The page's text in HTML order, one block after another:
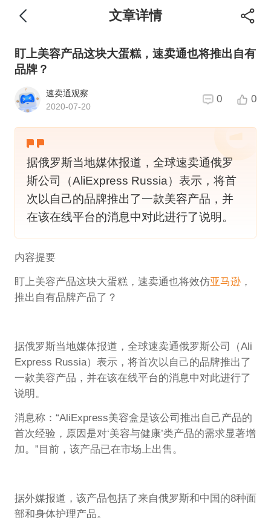
文章详情
盯上美容产品这块大蛋糕，速卖通也将推出自有
品牌？
速卖通观察
2020-07-20
0 0
据俄罗斯当地媒体报道，全球速卖通俄罗
斯公司（AliExpress Russia）表示，将首
次以自己的品牌推出了一款美容产品，并
在该在线平台的消息中对此进行了说明。
内容提要
盯上美容产品这块大蛋糕，速卖通也将效仿亚马逊，
推出自有品牌产品了？
据俄罗斯当地媒体报道，全球速卖通俄罗斯公司（Ali
Express Russia）表示，将首次以自己的品牌推出了
一款美容产品，并在该在线平台的消息中对此进行了
说明。
消息称：“AliExpress美容盒是该公司推出自己产品的
首次经验，原因是对‘美容与健康’类产品的需求显著增
加。”目前，该产品已在市场上出售。
据外媒报道，该产品包括了来自俄罗斯和中国的8种面
部和身体护理产品。